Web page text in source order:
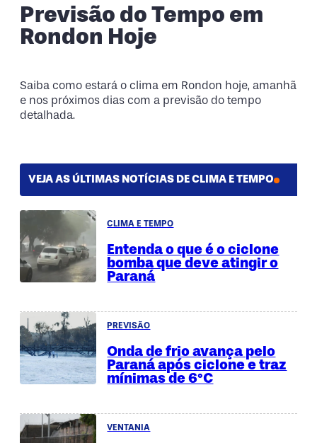
Quarta-Feira
13 de agosto
Quinta-Feira
Previsão do Tempo em
Rondon Hoje
Saiba como estará o clima em Rondon hoje, amanhã
e nos próximos dias com a previsão do tempo
detalhada.
VEJA AS ÚLTIMAS NOTÍCIAS DE CLIMA E TEMPO
CLIMA E TEMPO
Entenda o que é o ciclone
bomba que deve atingir o
Paraná
PREVISÃO
Onda de frio avança pelo
Paraná após ciclone e traz
mínimas de 6°C
VENTANIA